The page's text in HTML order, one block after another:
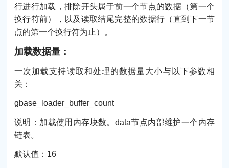
行进行加载，排除开头属于前一个节点的数据（第一个
换行符前），以及读取结尾完整的数据行（直到下一节
点的第一个换行符为止）。
加载数据量：
一次加载支持读取和处理的数据量大小与以下参数相
关：
gbase_loader_buffer_count
说明：加载使用内存块数。data节点内部维护一个内存
链表。
默认值：16